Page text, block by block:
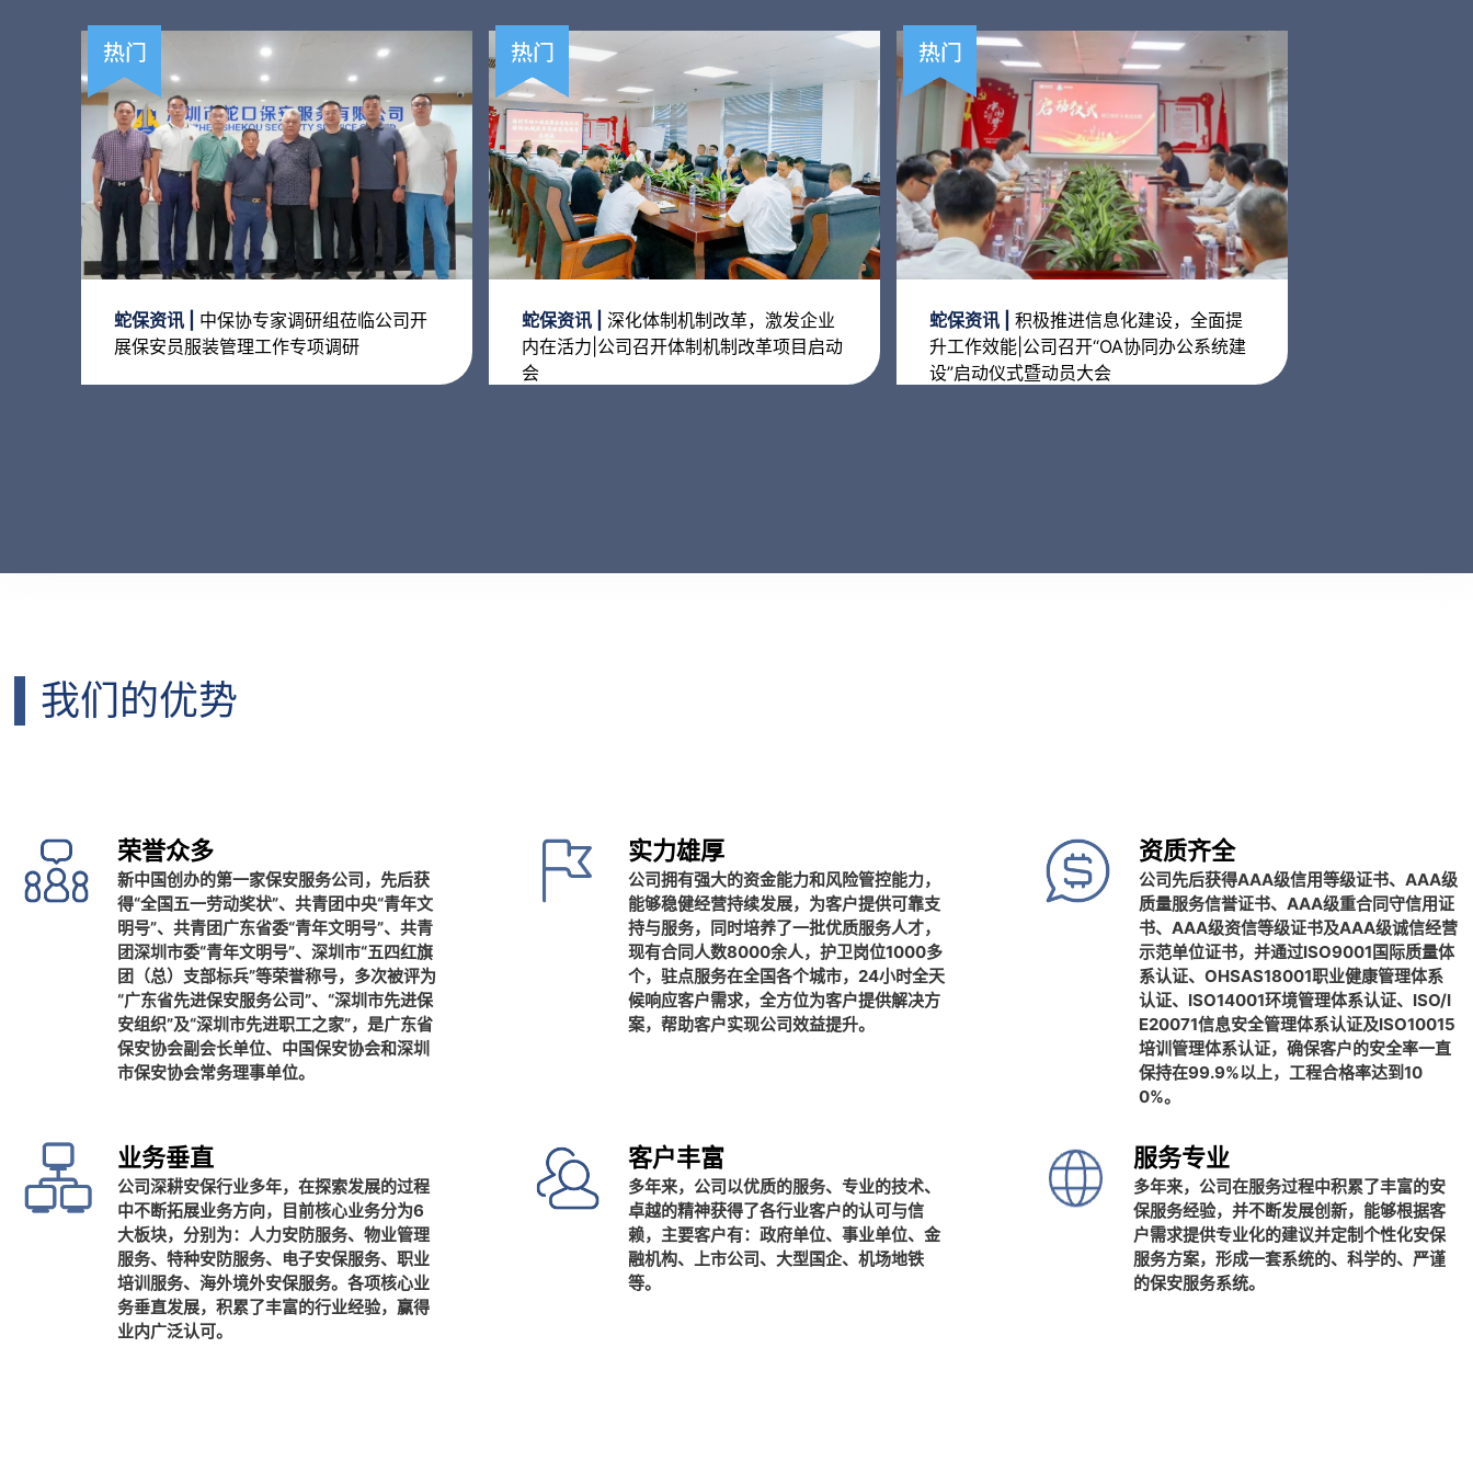
蛇保资讯 | 中保协专家调研组莅临公司开
展保安员服装管理工作专项调研
蛇保资讯 | 深化体制机制改革，激发企业
内在活力|公司召开体制机制改革项目启动
会
蛇保资讯 | 积极推进信息化建设，全面提
升工作效能|公司召开“OA协同办公系统建
设”启动仪式暨动员大会
我们的优势
荣誉众多
新中国创办的第一家保安服务公司，先后获
得“全国五一劳动奖状”、共青团中央“青年文
明号”、共青团广东省委“青年文明号”、共青
团深圳市委“青年文明号”、深圳市“五四红旗
团（总）支部标兵”等荣誉称号，多次被评为
“广东省先进保安服务公司”、“深圳市先进保
安组织”及“深圳市先进职工之家”，是广东省
保安协会副会长单位、中国保安协会和深圳
市保安协会常务理事单位。
实力雄厚
公司拥有强大的资金能力和风险管控能力，
能够稳健经营持续发展，为客户提供可靠支
持与服务，同时培养了一批优质服务人才，
现有合同人数8000余人，护卫岗位1000多
个，驻点服务在全国各个城市，24小时全天
候响应客户需求，全方位为客户提供解决方
案，帮助客户实现公司效益提升。
资质齐全
公司先后获得AAA级信用等级证书、AAA级
质量服务信誉证书、AAA级重合同守信用证
书、AAA级资信等级证书及AAA级诚信经营
示范单位证书，并通过ISO9001国际质量体
系认证、OHSAS18001职业健康管理体系
认证、ISO14001环境管理体系认证、ISO/I
E20071信息安全管理体系认证及ISO10015
培训管理体系认证，确保客户的安全率一直
保持在99.9%以上，工程合格率达到10
0%。
业务垂直
公司深耕安保行业多年，在探索发展的过程
中不断拓展业务方向，目前核心业务分为6
大板块，分别为：人力安防服务、物业管理
服务、特种安防服务、电子安保服务、职业
培训服务、海外境外安保服务。各项核心业
务垂直发展，积累了丰富的行业经验，赢得
业内广泛认可。
客户丰富
多年来，公司以优质的服务、专业的技术、
卓越的精神获得了各行业客户的认可与信
赖，主要客户有：政府单位、事业单位、金
融机构、上市公司、大型国企、机场地铁
等。
服务专业
多年来，公司在服务过程中积累了丰富的安
保服务经验，并不断发展创新，能够根据客
户需求提供专业化的建议并定制个性化安保
服务方案，形成一套系统的、科学的、严谨
的保安服务系统。